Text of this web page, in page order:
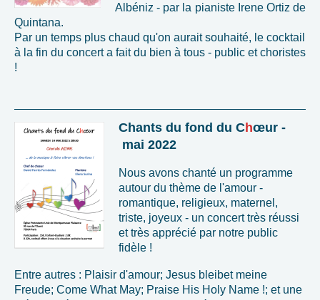
Albéniz - par la pianiste Irene Ortiz de
Quintana.
Par un temps plus chaud qu'on aurait souhaité, le cocktail
à la fin du concert a fait du bien à tous - public et choristes
!
Chants du fond du Chœur -
mai 2022
Nous avons chanté un programme
autour du thème de l'amour -
romantique, religieux, maternel,
triste, joyeux - un concert très réussi
et très apprécié par notre public
fidèle !
Entre autres : Plaisir d'amour; Jesus bleibet meine
Freude; Come What May; Praise His Holy Name !; et une